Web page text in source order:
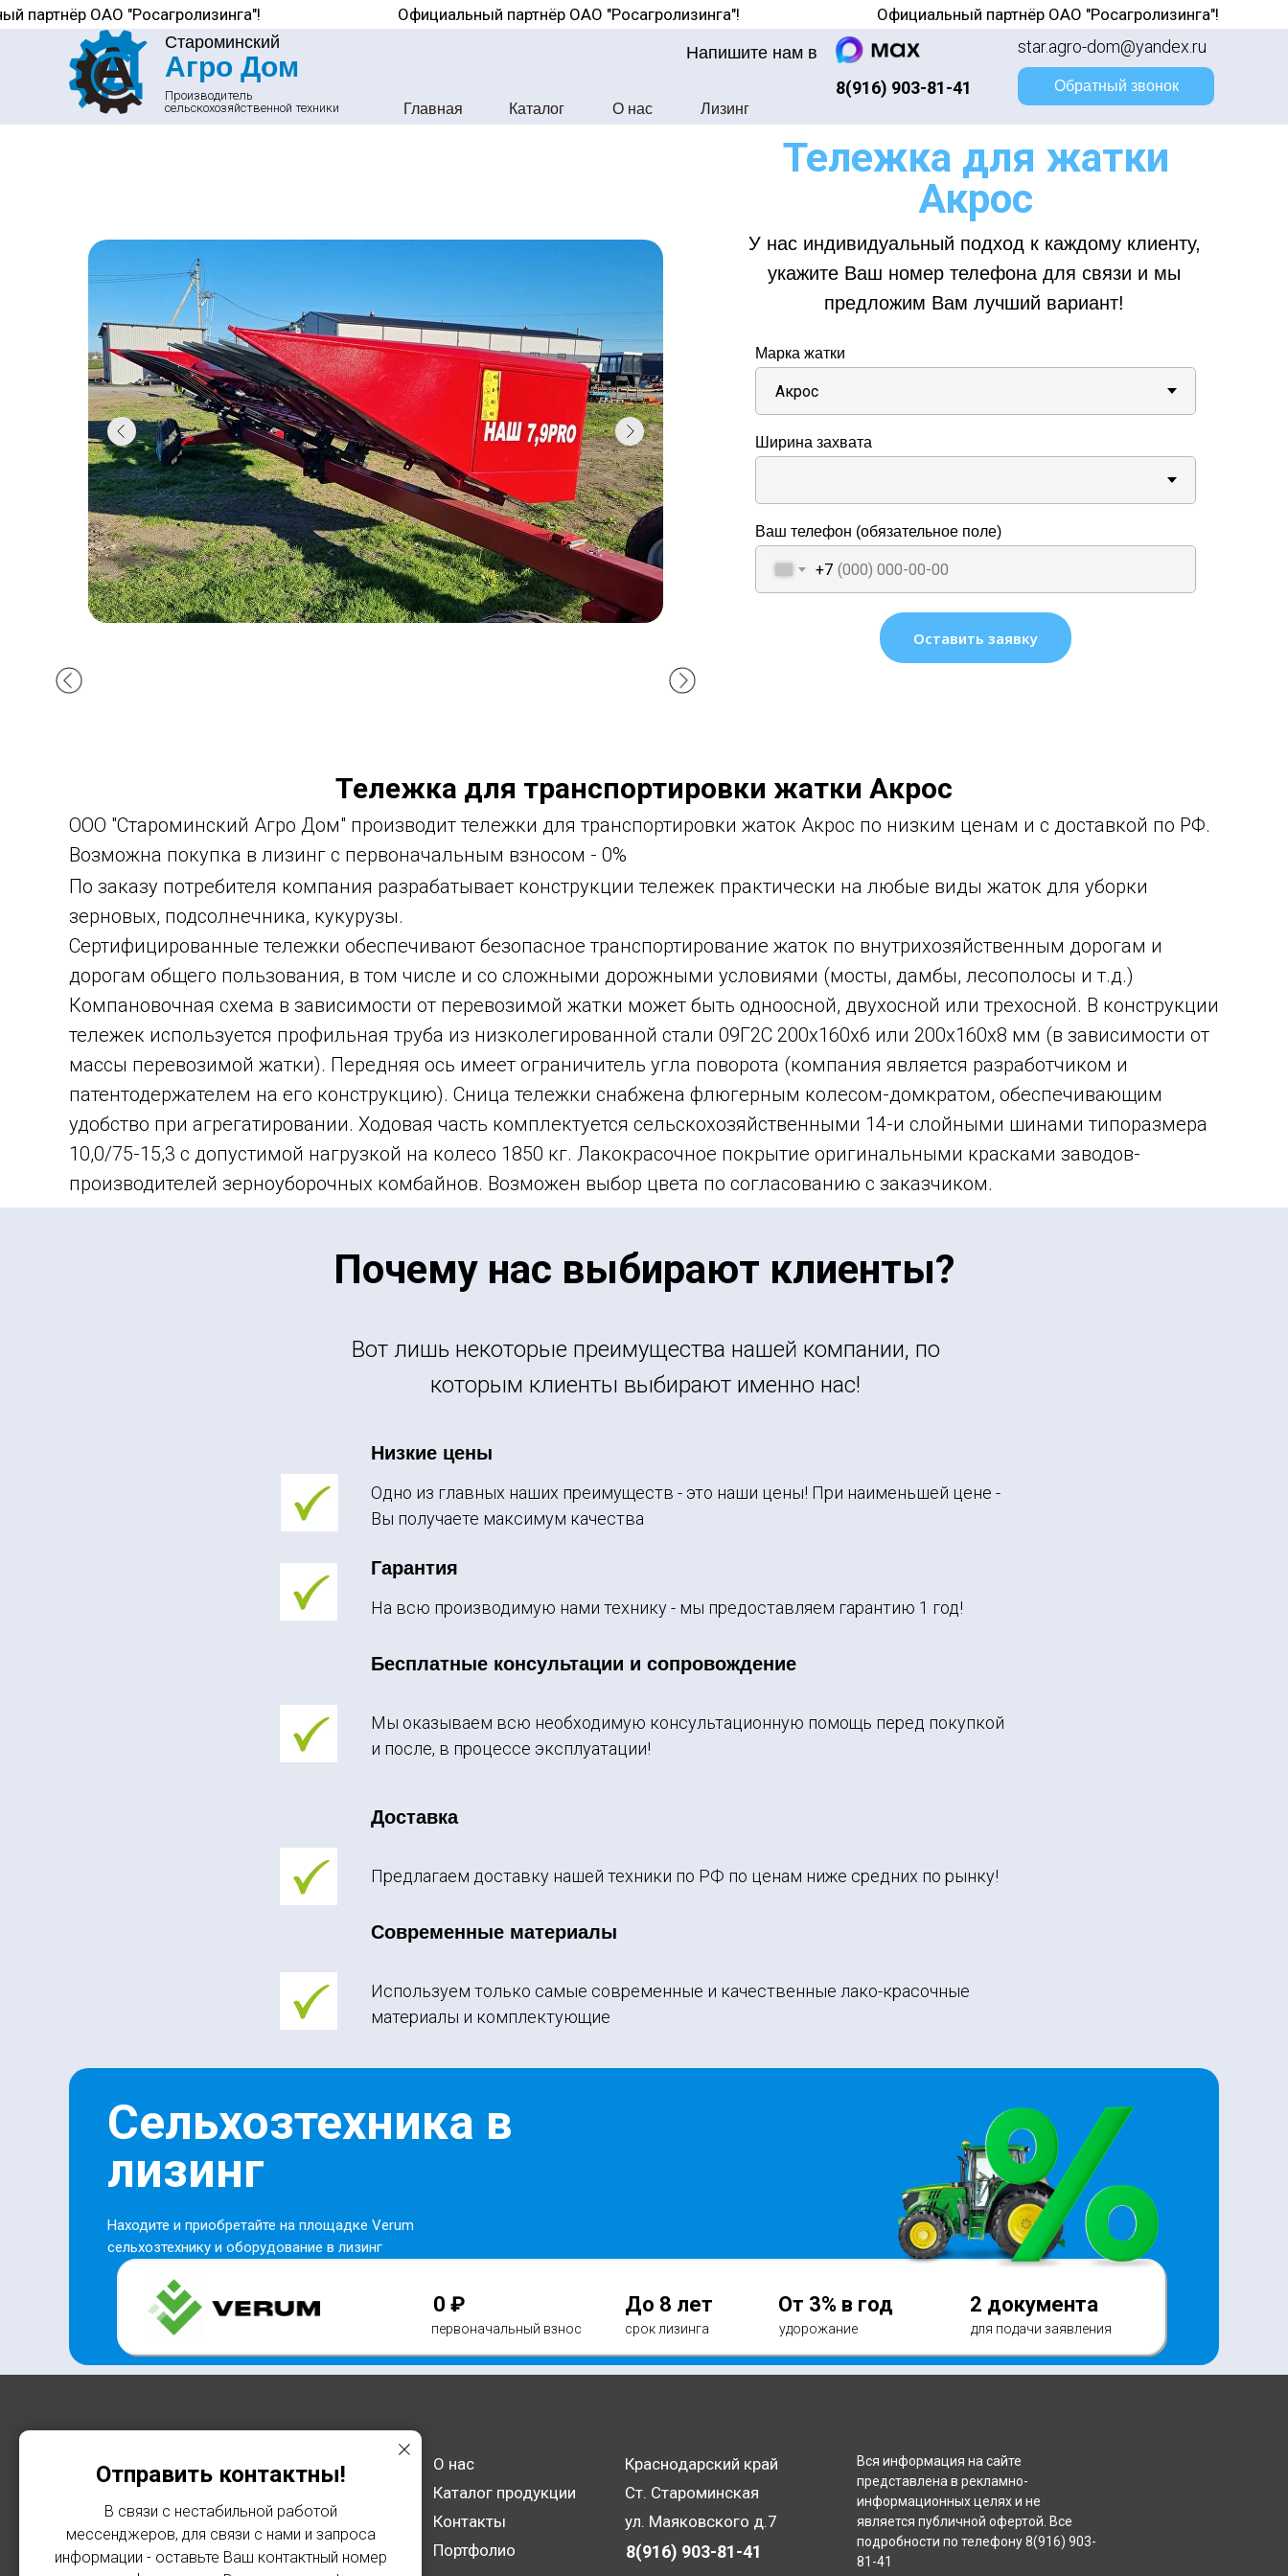
Официальный партнёр ОАО "Росагролизинга"!
Официальный партнёр ОАО "Росагролизинга"!
партнёр ОАО "Росагролизинга"!
Староминский
Напишите нам в
Агро Дом
Производитель
сельскохозяйственной техники
8(916) 903-81-41
star.agro-dom@yandex.ru
Обратный звонок
Главная
Каталог О нас Лизинг
В связи с нестабильной работой мессенджеров, для связи с нами оставьте свой номер и мы Вам перезвоним!
Марка жатки
Ширина захвата
Ваш телефон (обязательное поле)
+7
Оставить заявку
У нас индивидуальный подход к каждому клиенту,
укажите Ваш номер телефона для связи и мы
предложим Вам лучший вариант!
Тележка для жатки
Акрос
По заказу потребителя компания разрабатывает конструкции тележек практически на любые виды жаток для уборки
зерновых, подсолнечника, кукурузы.
Сертифицированные тележки обеспечивают безопасное транспортирование жаток по внутрихозяйственным дорогам и
дорогам общего пользования, в том числе и со сложными дорожными условиями (мосты, дамбы, лесополосы и т.д.)
Компановочная схема в зависимости от перевозимой жатки может быть одноосной, двухосной или трехосной. В конструкции
тележек используется профильная труба из низколегированной стали 09Г2С 200х160х6 или 200х160х8 мм (в зависимости от
массы перевозимой жатки). Передняя ось имеет ограничитель угла поворота (компания является разработчиком и
патентодержателем на его конструкцию). Сница тележки снабжена флюгерным колесом-домкратом, обеспечивающим
удобство при агрегатировании. Ходовая часть комплектуется сельскохозяйственными 14-и слойными шинами типоразмера
10,0/75-15,3 с допустимой нагрузкой на колесо 1850 кг. Лакокрасочное покрытие оригинальными красками заводов-
производителей зерноуборочных комбайнов. Возможен выбор цвета по согласованию с заказчиком.
ООО "Староминский Агро Дом" производит тележки для транспортировки жаток Акрос по низким ценам и с доставкой по РФ.
Возможна покупка в лизинг с первоначальным взносом - 0%
Тележка для транспортировки жатки Акрос
Почему нас выбирают клиенты?
Вот лишь некоторые преимущества нашей компании, по
которым клиенты выбирают именно нас!
Низкие цены
Одно из главных наших преимуществ - это наши цены! При наименьшей цене -
Вы получаете максимум качества
Гарантия
На всю производимую нами технику - мы предоставляем гарантию 1 год!
Бесплатные консультации и сопровождение
Мы оказываем всю необходимую консультационную помощь перед покупкой
и после, в процессе эксплуатации!
Доставка
Предлагаем доставку нашей техники по РФ по ценам ниже средних по рынку!
Современные материалы
Используем только самые современные и качественные лако-красочные
материалы и комплектующие
Сельхозтехника в
лизинг
Находите и приобретайте на площадке Verum
сельхозтехнику и оборудование в лизинг
0 ₽
первоначальный взнос
До 8 лет
срок лизинга
От 3% в год
удорожание
2 документа
для подачи заявления
ООО "Староминский Агро
8(916) 903-81-41
Все права защищены 2025г
О нас
Каталог продукции
Контакты
Портфолио
Краснодарский край
Ст. Староминская
ул. Маяковского д.7
Вся информация на сайте
представлена в рекламно-
информационных целях и не
является публичной офертой. Все
подробности по телефону 8(916) 903-
81-41
Отправить контактны!
В связи с нестабильной работой
мессенджеров, для связи с нами и запроса
информации - оставьте Ваш контактный номер